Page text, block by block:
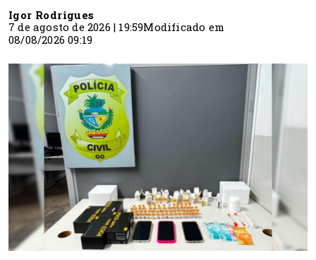
Igor Rodrigues
7 de agosto de 2026 | 19:59Modificado em
08/08/2026 09:19